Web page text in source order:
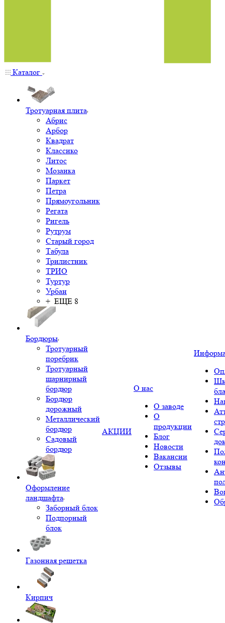
Каталог
Тротуарная плита
Абрис
Арбор
Квадрат
Классико
Литос
Мозаика
Паркет
Петра
Прямоугольник
Регата
Ригель
Рутрум
Старый город
Табула
Трилистник
ТРИО
Туртур
Урбан
+ ЕЩЕ 8
Бордюры
Тротуарный
поребрик
Тротуарный
шарнирный
бордюр
Бордюр
дорожный
Металлический
бордюр
Садовый
бордюр
Оформление
ландшафта
Заборный блок
Подпорный
блок
Газонная решетка
Кирпич
АКЦИИ
О нас
О заводе
О
продукции
Блог
Новости
Вакансии
Отзывы